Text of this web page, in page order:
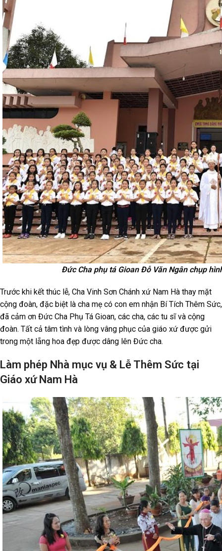
Đức Cha phụ tá Gioan Đỗ Văn Ngân chụp
Trước khi kết thúc lễ, Cha Vinh Sơn Chánh xứ Nam Hà thay mặt
cộng đoàn, đặc biệt là cha mẹ có con em nhận Bí Tích Thêm Sức,
đã cảm ơn Đức Cha Phụ Tá Gioan, các cha, các tu sĩ và cộng
đoàn. Tất cả tâm tình và lòng vâng phục của giáo xứ được gửi
trong một lẵng hoa đẹp được dâng lên Đức cha.
Làm phép Nhà mục vụ & Lễ Thêm Sức tại
Giáo xứ Nam Hà